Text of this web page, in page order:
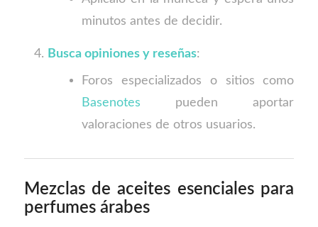
minutos antes de decidir.
Busca opiniones y reseñas:
Foros especializados o sitios como
Basenotes pueden aportar
valoraciones de otros usuarios.
Mezclas de aceites esenciales para
perfumes árabes